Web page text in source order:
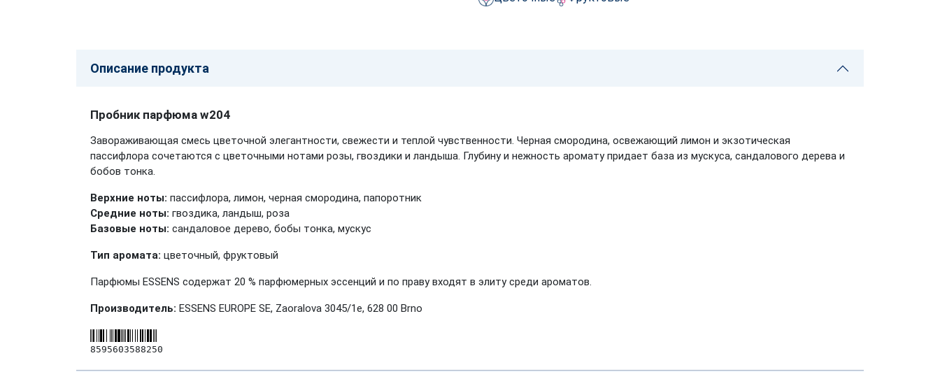
Описание продукта
Пробник парфюма w204
Завораживающая смесь цветочной элегантности, свежести и теплой чувственности. Черная смородина, освежающий лимон и экзотическая
пассифлора сочетаются с цветочными нотами розы, гвоздики и ландыша. Глубину и нежность аромату придает база из мускуса, сандалового дерева и
бобов тонка.
Верхние ноты: пассифлора, лимон, черная смородина, папоротник
Средние ноты: гвоздика, ландыш, роза
Базовые ноты: сандаловое дерево, бобы тонка, мускус
Тип аромата: цветочный, фруктовый
Парфюмы ESSENS содержат 20 % парфюмерных эссенций и по праву входят в элиту среди ароматов.
Производитель: ESSENS EUROPE SE, Zaoralova 3045/1e, 628 00 Brno
8595603588250